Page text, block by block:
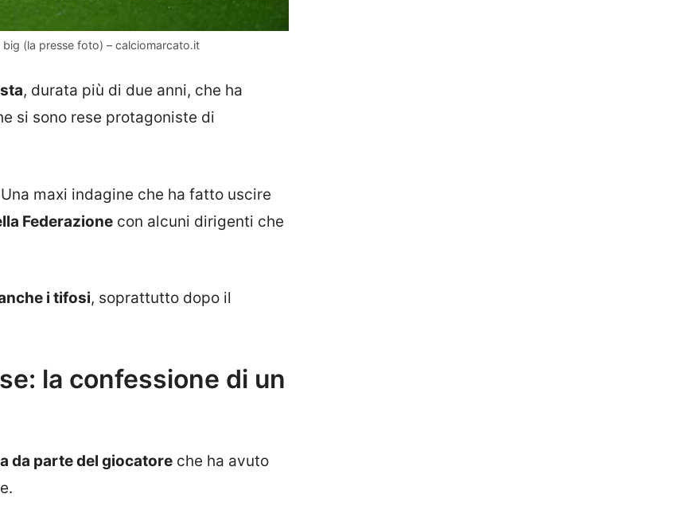
(la presse foto) – calciomarcato.it
, durata più di due anni, che ha
si sono rese protagoniste di
maxi indagine che ha fatto uscire
Federazione con alcuni dirigenti che
i tifosi, soprattutto dopo il
la confessione di un
da parte del giocatore che ha avuto